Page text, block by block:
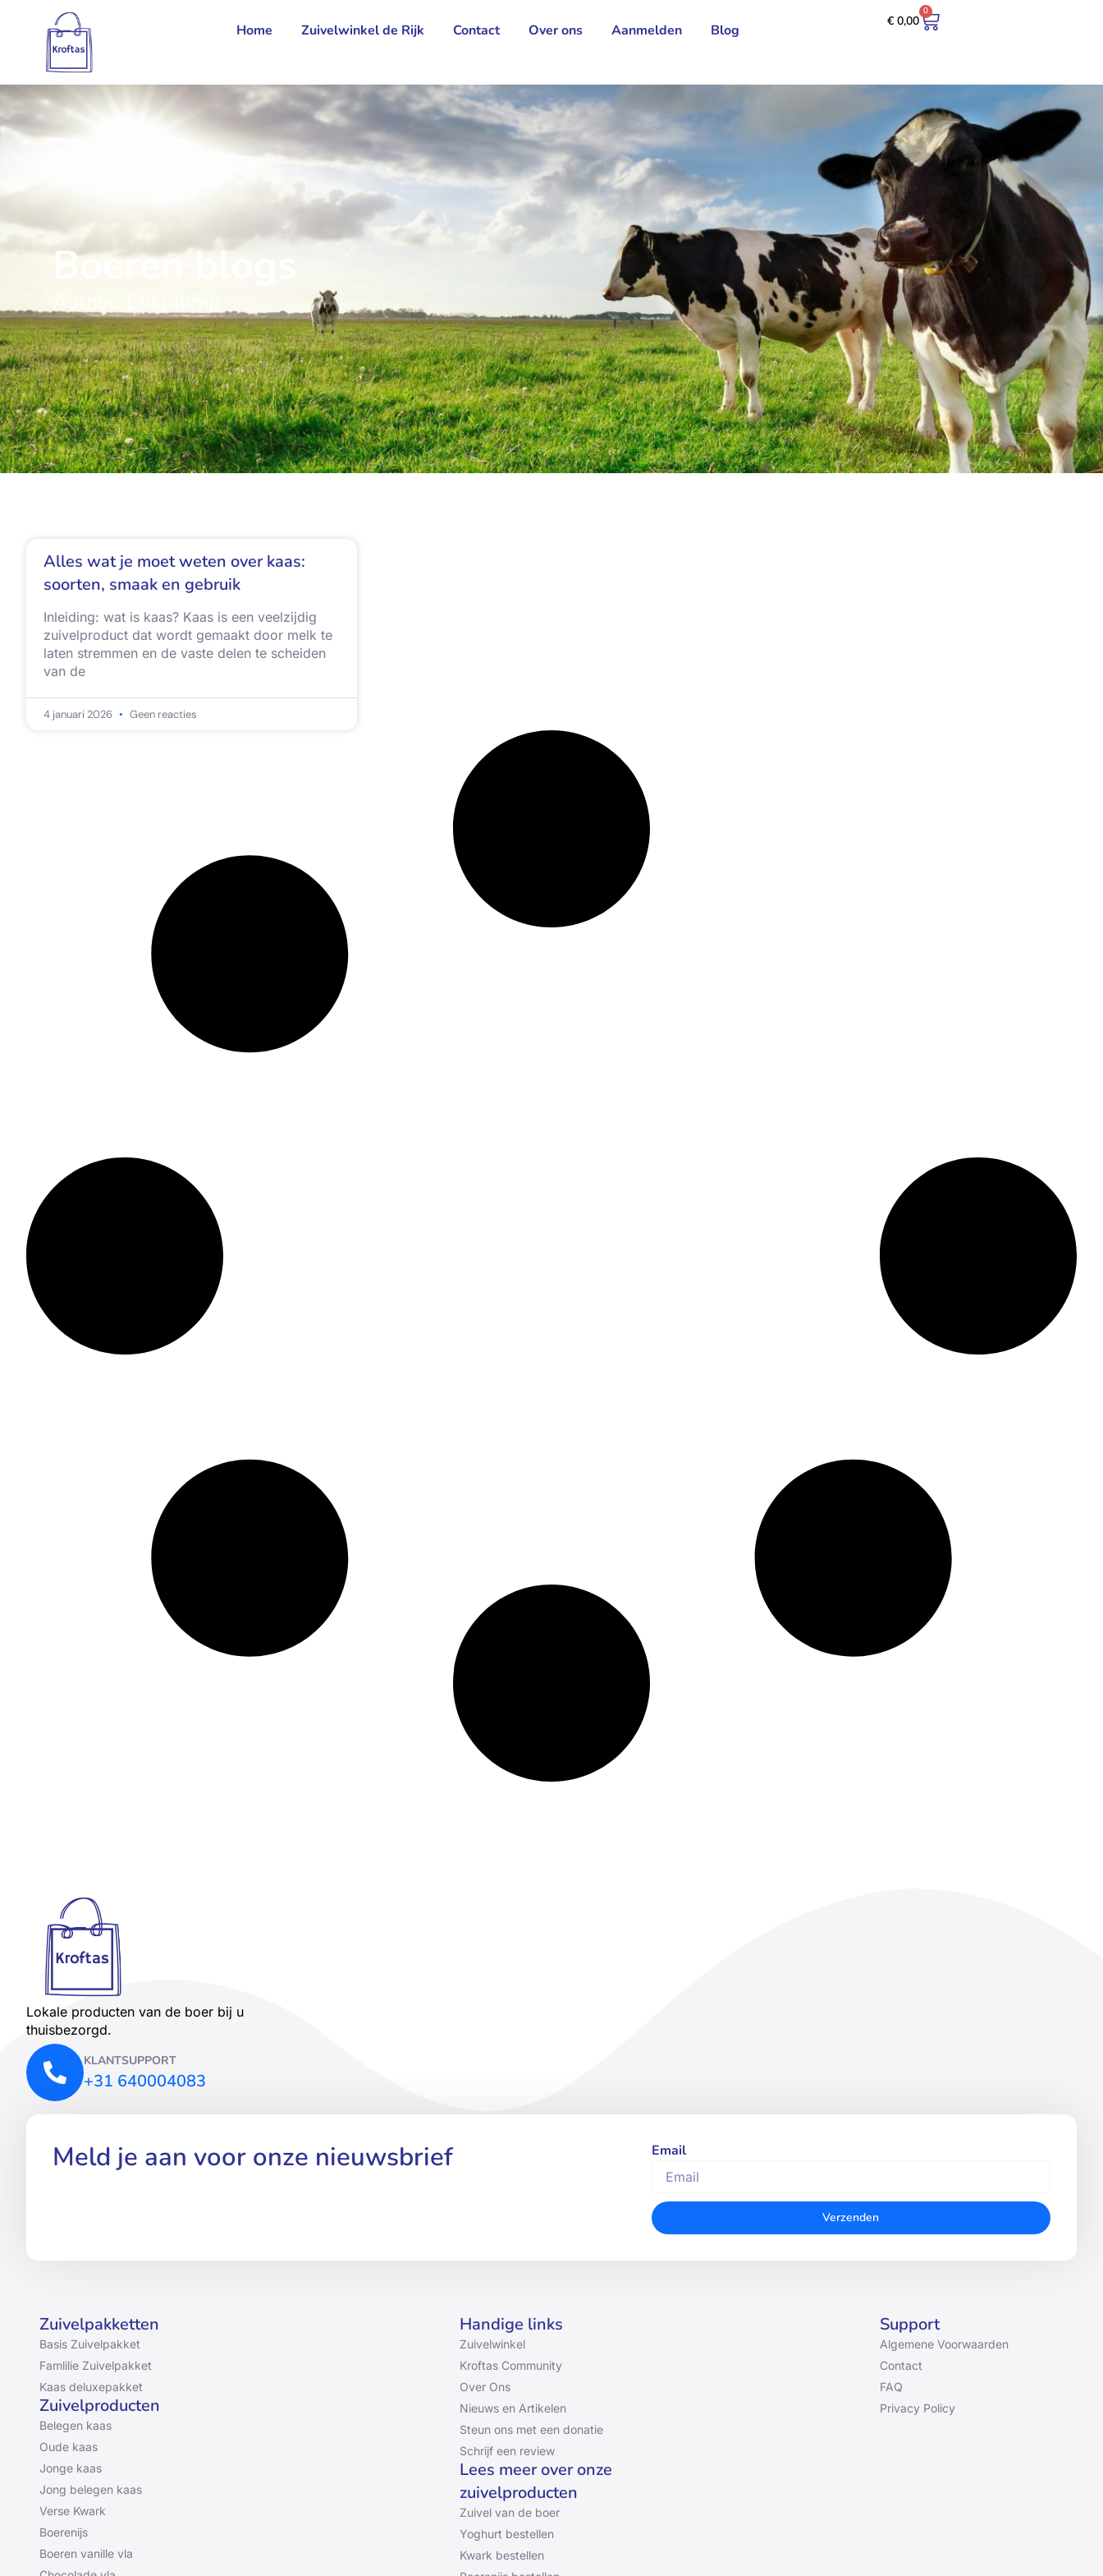
Home Zuivelwinkel de Rijk Contact Over ons Aanmelden Blog
€ 0,00
0
Boeren blogs
Author:
Alles wat je moet weten over kaas:
soorten, smaak en gebruik
Inleiding: wat is kaas? Kaas is een veelzijdig
zuivelproduct dat wordt gemaakt door melk te
laten stremmen en de vaste delen te scheiden
van de
4 januari 2026 Geen reacties
Lokale producten van de boer bij u
thuisbezorgd.
KLANTSUPPORT
+31 640004083
Meld je aan voor onze nieuwsbrief Email
Verzenden
Zuivelpakketten
Basis Zuivelpakket
Famlilie Zuivelpakket
Kaas deluxepakket
Zuivelproducten
Belegen kaas
Oude kaas
Jonge kaas
Jong belegen kaas
Verse Kwark
Boerenijs
Boeren vanille vla
Handige links
Zuivelwinkel
Kroftas Community
Over Ons
Nieuws en Artikelen
Steun ons met een donatie
Schrijf een review
Lees meer over onze
zuivelproducten
Zuivel van de boer
Yoghurt bestellen
Kwark bestellen
Support
Algemene Voorwaarden
Contact
FAQ
Privacy Policy